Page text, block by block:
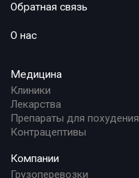
Обратная связь
О нас
Медицина
Клиники
Лекарства
Препараты для похудения
Контрацептивы
Компании
Грузоперевозки